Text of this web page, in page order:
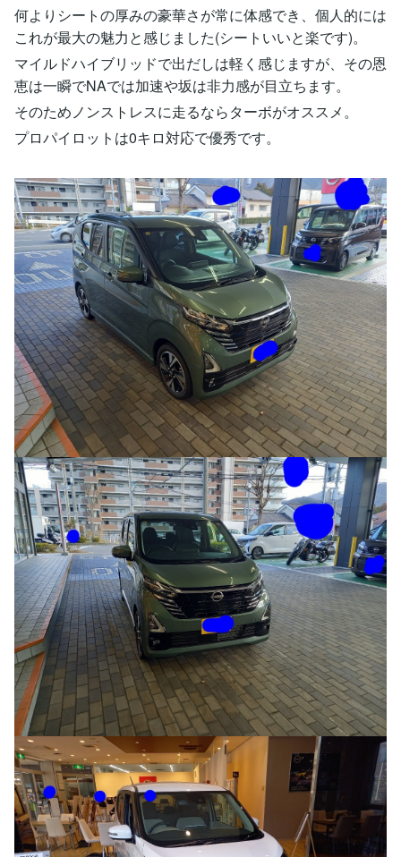
何よりシートの厚みの豪華さが常に体感でき、個人的には
これが最大の魅力と感じました(シートいいと楽です)。
マイルドハイブリッドで出だしは軽く感じますが、その恩
恵は一瞬でNAでは加速や坂は非力感が目立ちます。
そのためノンストレスに走るならターボがオススメ。
プロパイロットは0キロ対応で優秀です。